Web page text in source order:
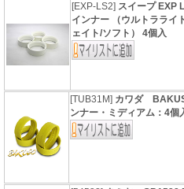
[EXP-LS2] スイープ EXP
インナー （ウルトラライ
ェイト/ソフト） 4個入
[TUB31M] カワダ
ンナー・ミディアム：4個